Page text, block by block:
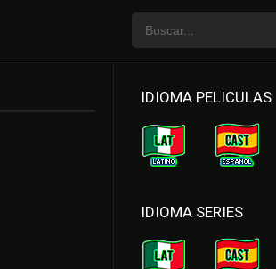
IDIOMA PELICULAS
IDIOMA SERIES